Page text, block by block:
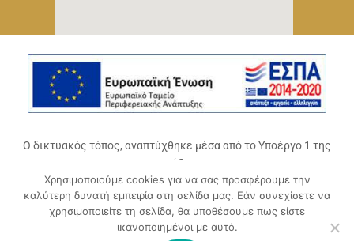
Ο δικτυακός τόπος, αναπτύχθηκε μέσα από το Υποέργο 1 της
πράξης
«Ψηφιακό Οικοσύστημα Επιχειρηματικότητας του
Επιμελητηρίου Αχαΐας» (ΟΠΣ 5045300),
Επιχειρησιακό Πρόγραμμα «Δυτική Ελλάδα 2014-2020».
Συγχρηματοδοτείται από την Ευρωπαϊκή Ένωση (Ευρωπαϊκό
Χρησιμοποιούμε cookies για να σας προσφέρουμε την
καλύτερη δυνατή εμπειρία στη σελίδα μας. Εάν συνεχίσετε να
χρησιμοποιείτε τη σελίδα, θα υποθέσουμε πως είστε
ικανοποιημένοι με αυτό.